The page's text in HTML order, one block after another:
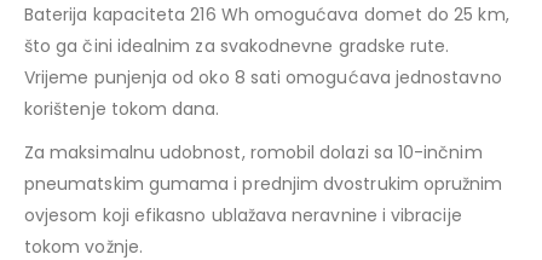
Baterija kapaciteta 216 Wh omogućava domet do 25 km,
što ga čini idealnim za svakodnevne gradske rute.
Vrijeme punjenja od oko 8 sati omogućava jednostavno
korištenje tokom dana.
Za maksimalnu udobnost, romobil dolazi sa 10-inčnim
pneumatskim gumama i prednjim dvostrukim opružnim
ovjesom koji efikasno ublažava neravnine i vibracije
tokom vožnje.